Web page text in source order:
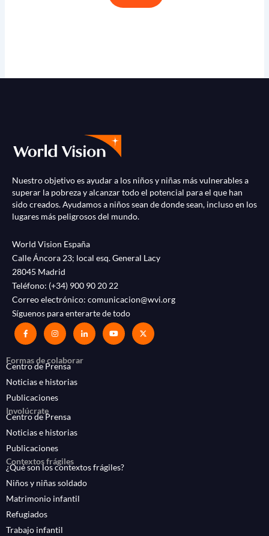
Nuestro objetivo es ayudar a los niños y niñas más vulnerables a
superar la pobreza y alcanzar todo el potencial para el que han
sido creados. Ayudamos a niños sean de donde sean, incluso en los
lugares más peligrosos del mundo.
World Vision España
Calle Áncora 23; local esq. General Lacy
28045 Madrid
Teléfono: (+34) 900 90 20 22
Correo electrónico: comunicacion@wvi.org
Síguenos para enterarte de todo
Formas de colaborar
Centro de Prensa
Noticias e historias
Publicaciones
Involúcrate
Centro de Prensa
Noticias e historias
Publicaciones
Contextos frágiles
¿Qué son los contextos frágiles?
Niños y niñas soldado
Matrimonio infantil
Refugiados
Trabajo infantil